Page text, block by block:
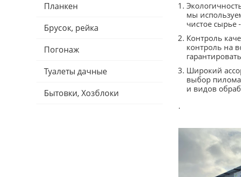
Планкен
Брусок, рейка
Погонаж
Туалеты дачные
Бытовки, Хозблоки
мы
чистое сырье
Контроль
контроль на
Широкий
выбор
и видов
.